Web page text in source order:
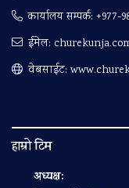
कार्यालय सम्पर्क: +977-
ईमेल:
वेबसाईट:
हाम्रो टिम
अध्यक्ष: